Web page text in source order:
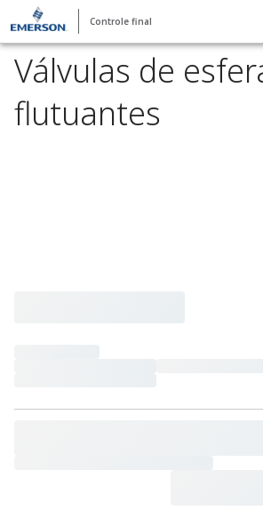
Controle final
Válvulas de
flutuantes